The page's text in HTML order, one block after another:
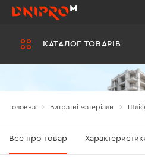
КАТАЛОГ ТОВАРІВ
Головна Витратні матеріали
Все про товар